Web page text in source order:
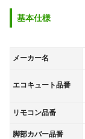
基本仕様
メーカー名
エコキュート品番
リモコン品番
脚部カバー品番